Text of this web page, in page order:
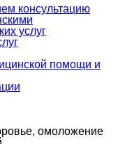
консультацию
услуг
помощи и
омоложение